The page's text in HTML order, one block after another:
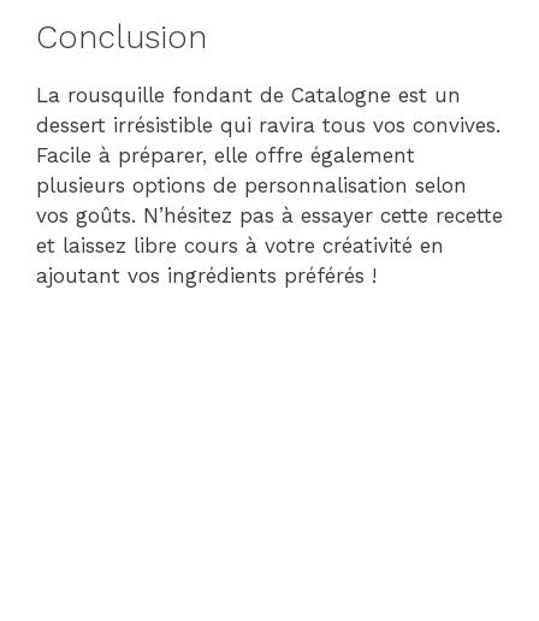
Conclusion
La rousquille fondant de Catalogne est un
dessert irrésistible qui ravira tous vos convives.
Facile à préparer, elle offre également
plusieurs options de personnalisation selon
vos goûts. N’hésitez pas à essayer cette recette
et laissez libre cours à votre créativité en
ajoutant vos ingrédients préférés !